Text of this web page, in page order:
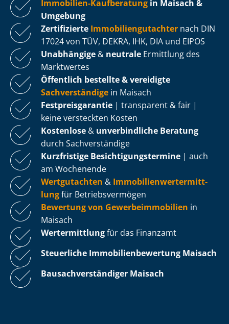
Immobilien-Kaufberatung in Maisach &
Umgebung
Zertifizierte Im­mo­bi­li­en­gut­ach­ter nach DIN
17024 von TÜV, DEKRA, IHK, DIA und EIPOS
Unabhängige & neutrale Ermittlung des
Marktwertes
Öffentlich bestellte & vereidigte
Sachverständige in Maisach
Fest­preis­ga­ran­tie | transparent & fair |
keine versteckten Kosten
Kostenlose & unverbindliche Beratung
durch Sachverständige
Kurzfristige Be­sich­ti­gungs­ter­mi­ne | auch
am Wochenende
Wertgutachten & Im­mo­bi­li­en­wert­ermitt­
lungfür Be­triebs­ver­mö­gen
Bewertung von Ge­wer­be­im­mo­bi­li­en in
Maisach
Wertermittlungfür das Finanzamt
Steuerliche Im­mo­bi­li­en­be­wer­tung Maisach
Bau­sach­ver­stän­di­ger Maisach